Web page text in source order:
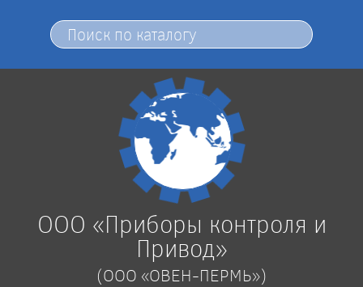
ООО «Приборы контроля и
Привод»
(ООО «ОВЕН-ПЕРМЬ»)